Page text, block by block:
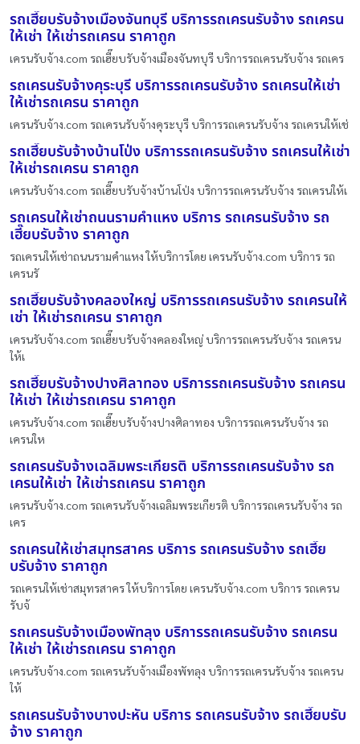
รถเฮี๊ยบรับจ้างเมืองจันทบุรี บริการรถเครนรับจ้าง รถเครน
ให้เช่า ให้เช่ารถเครน ราคาถูก
เครนรับจ้าง.com รถเฮี๊ยบรับจ้างเมืองจันทบุรี บริการรถเครนรับจ้าง รถเคร
รถเครนรับจ้างคุระบุรี บริการรถเครนรับจ้าง รถเครนให้เช่า
ให้เช่ารถเครน ราคาถูก
เครนรับจ้าง.com รถเครนรับจ้างคุระบุรี บริการรถเครนรับจ้าง รถเครนให้เช่
รถเฮี๊ยบรับจ้างบ้านโป่ง บริการรถเครนรับจ้าง รถเครนให้เช่า
ให้เช่ารถเครน ราคาถูก
เครนรับจ้าง.com รถเฮี๊ยบรับจ้างบ้านโป่ง บริการรถเครนรับจ้าง รถเครนให้เ
รถเครนให้เช่าถนนรามคําแหง บริการ รถเครนรับจ้าง รถ
เฮี๊ยบรับจ้าง ราคาถูก
รถเครนให้เช่าถนนรามคําแหง ให้บริการโดย เครนรับจ้าง.com บริการ รถ
เครนรั
รถเฮี๊ยบรับจ้างคลองใหญ่ บริการรถเครนรับจ้าง รถเครนให้
เช่า ให้เช่ารถเครน ราคาถูก
เครนรับจ้าง.com รถเฮี๊ยบรับจ้างคลองใหญ่ บริการรถเครนรับจ้าง รถเครน
ให้เ
รถเฮี๊ยบรับจ้างปางศิลาทอง บริการรถเครนรับจ้าง รถเครน
ให้เช่า ให้เช่ารถเครน ราคาถูก
เครนรับจ้าง.com รถเฮี๊ยบรับจ้างปางศิลาทอง บริการรถเครนรับจ้าง รถ
เครนให
รถเครนรับจ้างเฉลิมพระเกียรติ บริการรถเครนรับจ้าง รถ
เครนให้เช่า ให้เช่ารถเครน ราคาถูก
เครนรับจ้าง.com รถเครนรับจ้างเฉลิมพระเกียรติ บริการรถเครนรับจ้าง รถ
เคร
รถเครนให้เช่าสมุทรสาคร บริการ รถเครนรับจ้าง รถเฮี๊ย
บรับจ้าง ราคาถูก
รถเครนให้เช่าสมุทรสาคร ให้บริการโดย เครนรับจ้าง.com บริการ รถเครน
รับจ้
รถเครนรับจ้างเมืองพัทลุง บริการรถเครนรับจ้าง รถเครน
ให้เช่า ให้เช่ารถเครน ราคาถูก
เครนรับจ้าง.com รถเครนรับจ้างเมืองพัทลุง บริการรถเครนรับจ้าง รถเครน
ให้
รถเครนรับจ้างบางปะหัน บริการ รถเครนรับจ้าง รถเฮี๊ยบรับ
จ้าง ราคาถูก